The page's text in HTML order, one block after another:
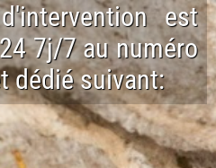
est
7j/7 au numéro
dédié suivant: